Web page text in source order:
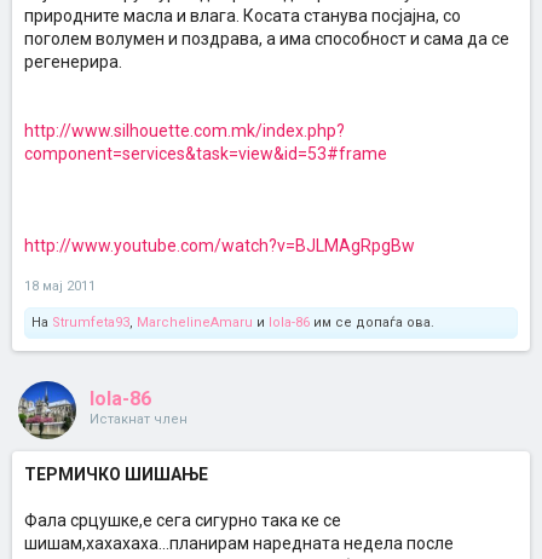
природните масла и влага. Косата станува посјајна, со
поголем волумен и поздрава, а има способност и сама да се
регенерира.
http://www.silhouette.com.mk/index.php?
component=services&task=view&id=53#frame
http://www.youtube.com/watch?v=BJLMAgRpgBw
18 мај 2011
На Strumfeta93, MarchelineAmaru и lola-86 им се допаѓа ова.
lola-86
Истакнат член
ТЕРМИЧКО ШИШАЊЕ
Фала срцушке,е сега сигурно така ке се
шишам,хахахаха...планирам наредната недела после